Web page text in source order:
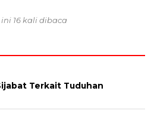
16 kali dibaca
Terkait Tuduhan